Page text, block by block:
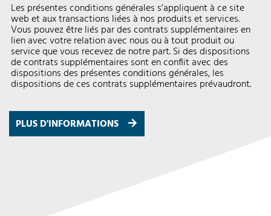
Les présentes conditions générales s’appliquent à ce site
web et aux transactions liées à nos produits et services.
Vous pouvez être liés par des contrats supplémentaires en
lien avec votre relation avec nous ou à tout produit ou
service que vous recevez de notre part. Si des dispositions
de contrats supplémentaires sont en conflit avec des
dispositions des présentes conditions générales, les
dispositions de ces contrats supplémentaires prévaudront.
PLUS D'INFORMATIONS